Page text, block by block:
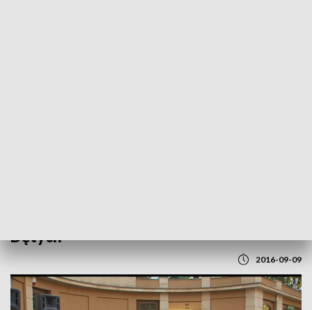
Dętych
2016-09-09